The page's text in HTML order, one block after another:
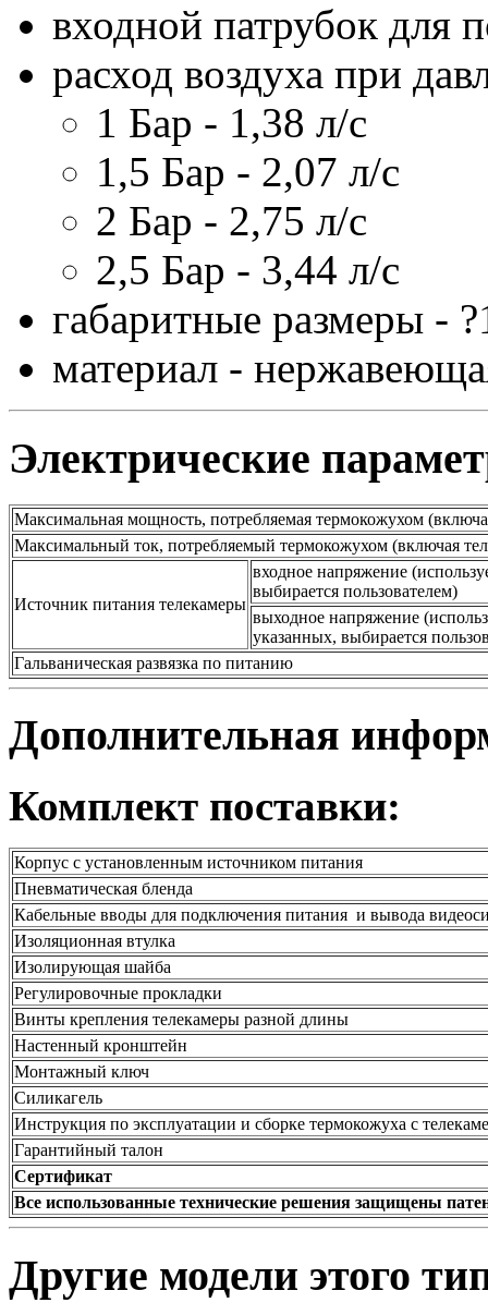
входной патрубок для
расход воздуха при
1 Бар - 1,38 л/с
1,5 Бар - 2,07 л/с
2 Бар - 2,75 л/с
2,5 Бар - 3,44 л/с
габаритные размеры -
материал -
Электрические
Максимальная мощность, потребляемая термокожухом
Максимальный ток, потребляемый термокожухом (включая
Источник питания телекамеры
входное напряжение
выбирается пользователем)
выходное напряжение
указанных, выбирается
Гальваническая развязка по питанию
Дополнительная
Комплект поставки:
Корпус с установленным источником питания
Пневматическая бленда
Кабельные вводы для подключения питания и вывода
Изоляционная втулка
Изолирующая шайба
Регулировочные прокладки
Винты крепления телекамеры разной длины
Настенный кронштейн
Монтажный ключ
Силикагель
Инструкция по эксплуатации и сборке термокожуха с
Гарантийный талон
Сертификат
Все использованные технические решения защищены
Другие модели этого